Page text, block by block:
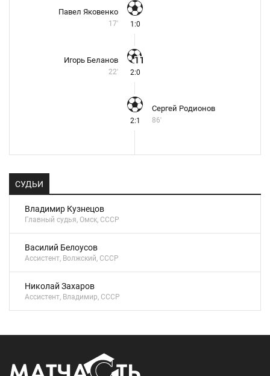
Павел Яковенко
17' 1:0
Игорь Беланов
22' 2:0
2:1
Сергей Родионов
86'
СУДЬИ
Владимир Кузнецов
Главный судья, Омск, СССР
Василий Белоусов
Ассистент, Волжский, СССР
Николай Захаров
Ассистент, Владимир, СССР